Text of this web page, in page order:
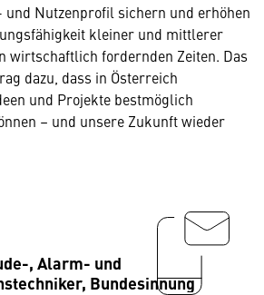
Nutzenprofil sichern und erhöhen
kleiner und mittlerer
wirtschaftlich fordernden Zeiten. Das
dazu, dass in Österreich
und Projekte bestmöglich
– und unsere Zukunft wieder
, Alarm- und
Bundesinnung